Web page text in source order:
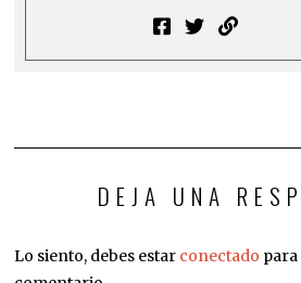
DEJA UNA
Lo siento, debes estar conectado